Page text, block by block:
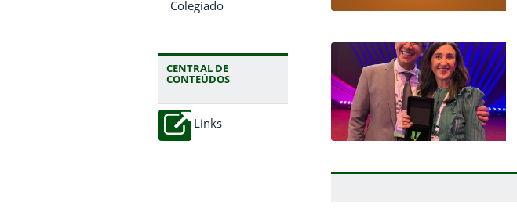
Colegiado
CENTRAL DE
CONTEÚDOS
Links